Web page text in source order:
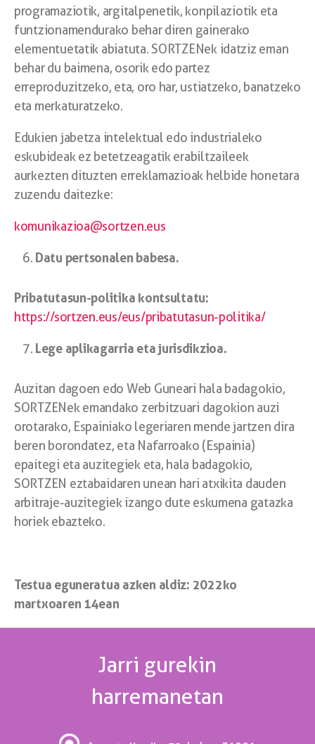
programaziotik, argitalpenetik, konpilaziotik eta
funtzionamendurako behar diren gainerako
elementuetatik abiatuta. SORTZENek idatziz eman
behar du baimena, osorik edo partez
erreproduzitzeko, eta, oro har, ustiatzeko, banatzeko
eta merkaturatzeko.
Edukien jabetza intelektual edo industrialeko
eskubideak ez betetzeagatik erabiltzaileek
aurkezten dituzten erreklamazioak helbide honetara
zuzendu daitezke:
komunikazioa@sortzen.eus
Datu pertsonalen babesa.
Pribatutasun-politika kontsultatu:
https://sortzen.eus/eus/pribatutasun-politika/
Lege aplikagarria eta jurisdikzioa.
Auzitan dagoen edo Web Guneari hala badagokio,
SORTZENek emandako zerbitzuari dagokion auzi
orotarako, Espainiako legeriaren mende jartzen dira
beren borondatez, eta Nafarroako (Espainia)
epaitegi eta auzitegiek eta, hala badagokio,
SORTZEN eztabaidaren unean hari atxikita dauden
arbitraje-auzitegiek izango dute eskumena gatazka
horiek ebazteko.
Testua eguneratua azken aldiz: 2022ko
martxoaren 14ean
Jarri gurekin
harremanetan